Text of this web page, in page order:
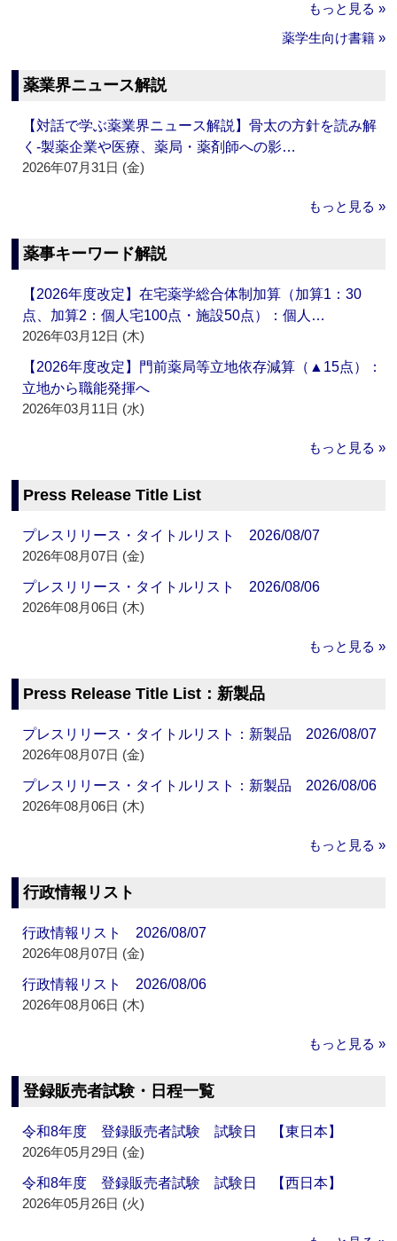
もっと見る »
薬学生向け書籍 »
薬業界ニュース解説
【対話で学ぶ薬業界ニュース解説】骨太の方針を読み解
く‐製薬企業や医療、薬局・薬剤師への影…
2026年07月31日 (金)
もっと見る »
薬事キーワード解説
【2026年度改定】在宅薬学総合体制加算（加算1：30
点、加算2：個人宅100点・施設50点）：個人…
2026年03月12日 (木)
【2026年度改定】門前薬局等立地依存減算（▲15点）：
立地から職能発揮へ
2026年03月11日 (水)
もっと見る »
Press Release Title List
プレスリリース・タイトルリスト 2026/08/07
2026年08月07日 (金)
プレスリリース・タイトルリスト 2026/08/06
2026年08月06日 (木)
もっと見る »
Press Release Title List：新製品
プレスリリース・タイトルリスト：新製品 2026/08/07
2026年08月07日 (金)
プレスリリース・タイトルリスト：新製品 2026/08/06
2026年08月06日 (木)
もっと見る »
行政情報リスト
行政情報リスト 2026/08/07
2026年08月07日 (金)
行政情報リスト 2026/08/06
2026年08月06日 (木)
もっと見る »
登録販売者試験・日程一覧
令和8年度 登録販売者試験 試験日 【東日本】
2026年05月29日 (金)
令和8年度 登録販売者試験 試験日 【西日本】
2026年05月26日 (火)